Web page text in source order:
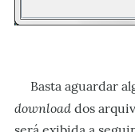
Basta aguardar
download dos